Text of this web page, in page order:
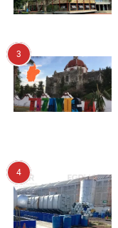
3
4